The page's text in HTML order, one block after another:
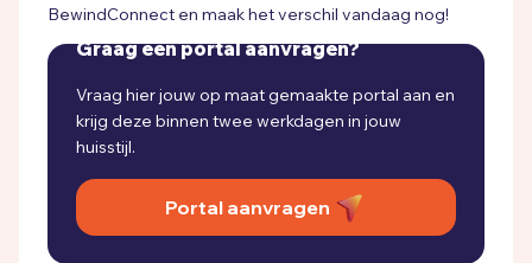
BewindConnect en maak het verschil vandaag nog!
Graag een portal aanvragen?
Vraag hier jouw op maat gemaakte portal aan en
krijg deze binnen twee werkdagen in jouw
huisstijl.
Portal aanvragen